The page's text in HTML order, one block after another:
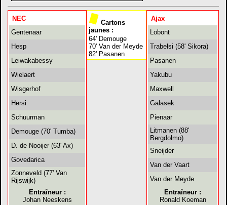
NEC
Gentenaar
Hesp
Leiwakabessy
Wielaert
Wisgerhof
Hersi
Schuurman
Demouge (70' Tumba)
D. de Nooijer (63' Ax)
Govedarica
Zonneveld (77' Van
Rijswijk)
Entraîneur :
Johan Neeskens
Cartons
jaunes :
64' Demouge
70' Van der Meyde
82' Pasanen
Ajax
Lobont
Trabelsi (58' Sikora)
Pasanen
Yakubu
Maxwell
Galasek
Pienaar
Litmanen (88'
Bergdolmo)
Sneijder
Van der Vaart
Van der Meyde
Entraîneur :
Ronald Koeman